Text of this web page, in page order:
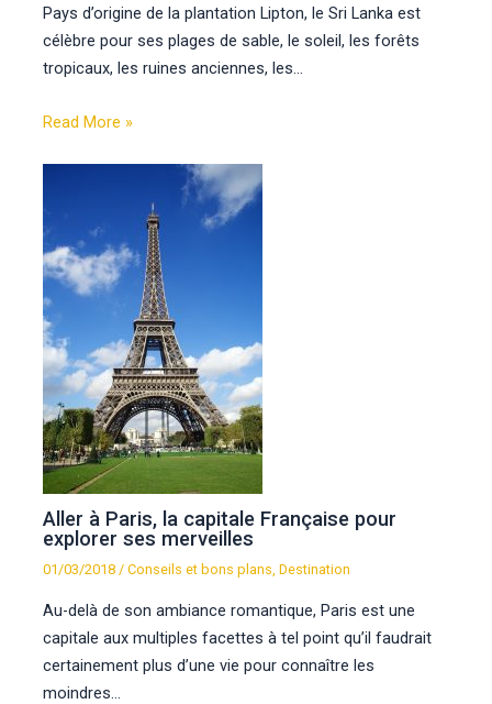
Pays d’origine de la plantation Lipton, le Sri Lanka est
célèbre pour ses plages de sable, le soleil, les forêts
tropicaux, les ruines anciennes, les…
Read More »
Aller à Paris, la capitale Française pour
explorer ses merveilles
01/03/2018/Conseils et bons plans,Destination
Au-delà de son ambiance romantique, Paris est une
capitale aux multiples facettes à tel point qu’il faudrait
certainement plus d’une vie pour connaître les
moindres…